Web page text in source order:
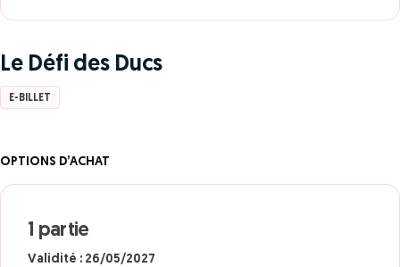
Le Défi des Ducs
E-BILLET
OPTIONS D’ACHAT
1 partie
Validité : 26/05/2027